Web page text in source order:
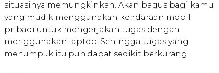
situasinya memungkinkan. Akan bagus bagi kamu
yang mudik menggunakan kendaraan mobil
pribadi untuk mengerjakan tugas dengan
menggunakan laptop. Sehingga tugas yang
menumpuk itu pun dapat sedikit berkurang.